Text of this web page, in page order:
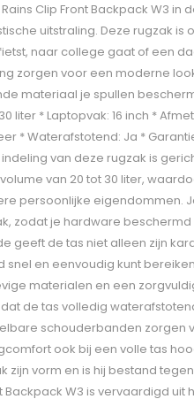
Clip Front Backpack W3 in
uitstraling. Deze rugzak is
naar college gaat of een
zorgen voor een moderne
materiaal je spullen
* Laptopvak: 16 inch *
* Waterafstotend: Ja *
van deze rugzak is
van 20 tot 30 liter,
persoonlijke eigendommen.
zodat je hardware
geeft de tas niet alleen zijn
en eenvoudig kunt
materialen en een
de tas volledig
schouderbanden zorgen
ook bij een volle tas
zijn vorm en is hij bestand
Backpack W3 is vervaardigd uit